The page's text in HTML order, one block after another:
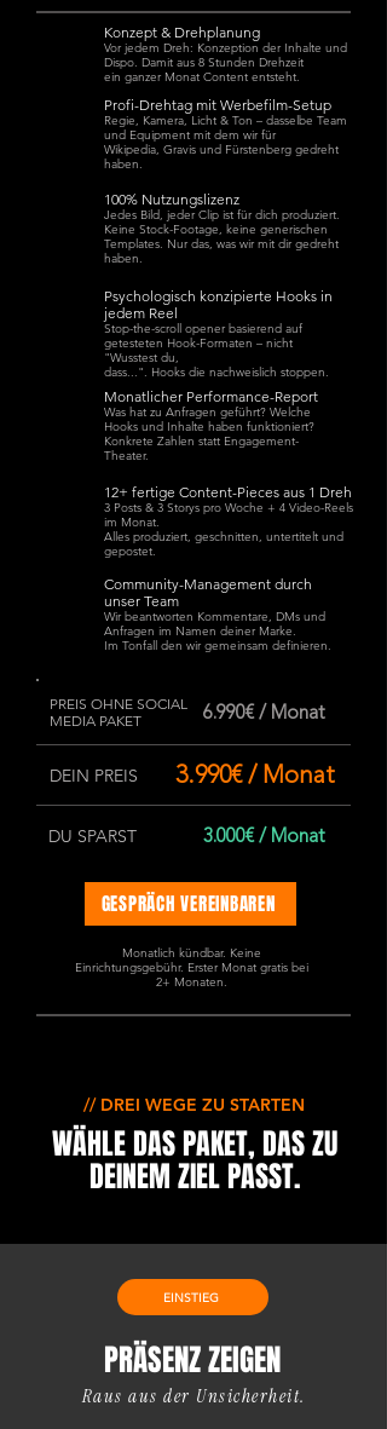
Konzept & Drehplanung
Vor jedem Dreh: Konzeption der Inhalte und
Dispo. Damit aus 8 Stunden Drehzeit
ein ganzer Monat Content entsteht.
Profi-Drehtag mit Werbefilm-Setup
Regie, Kamera, Licht & Ton – dasselbe Team
und Equipment mit dem wir für
Wikipedia, Gravis und Fürstenberg gedreht
haben.
100% Nutzungslizenz
Jedes Bild, jeder Clip ist für dich produziert.
Keine Stock-Footage, keine generischen
Templates. Nur das, was wir mit dir gedreht
haben.
Psychologisch konzipierte Hooks in
jedem Reel
Stop-the-scroll opener basierend auf
getesteten Hook-Formaten – nicht
"Wusstest du,
dass...". Hooks die nachweislich stoppen.
Monatlicher Performance-Report
Was hat zu Anfragen geführt? Welche
Hooks und Inhalte haben funktioniert?
Konkrete Zahlen statt Engagement-
Theater.
12+ fertige Content-Pieces aus 1 Dreh
3 Posts & 3 Storys pro Woche + 4 Video-Reels
im Monat.
Alles produziert, geschnitten, untertitelt und
gepostet.
Community-Management durch
unser Team
Wir beantworten Kommentare, DMs und
Anfragen im Namen deiner Marke.
Im Tonfall den wir gemeinsam definieren.
PREIS OHNE SOCIAL
MEDIA PAKET
6.990€ / Monat
DEIN PREIS 3.990€ / Monat
DU SPARST 3.000€ / Monat
GESPRÄCH VEREINBAREN
Monatlich kündbar. Keine
Einrichtungsgebühr. Erster Monat gratis bei
2+ Monaten.
// DREI WEGE ZU STARTEN
WÄHLE DAS PAKET, DAS ZU
DEINEM ZIEL PASST.
EINSTIEG
PRÄSENZ ZEIGEN
Raus aus der Unsicherheit.